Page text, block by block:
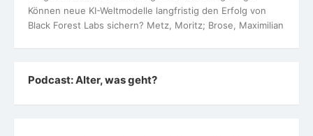
Können neue KI-Weltmodelle langfristig den Erfolg von
Black Forest Labs sichern? Metz, Moritz; Brose, Maximilian
Podcast: Alter, was geht?